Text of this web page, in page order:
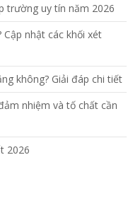
trường uy tín năm 2026
Cập nhật các khối xét
không? Giải đáp chi tiết
nhiệm và tố chất cần
2026